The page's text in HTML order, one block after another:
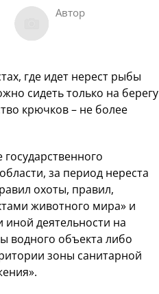
Автор
где идет нерест рыбы
сидеть только на берегу
крючков – не более
за период нереста
охоты, правил,
животного мира» и
деятельности на
водного объекта либо
зоны санитарной